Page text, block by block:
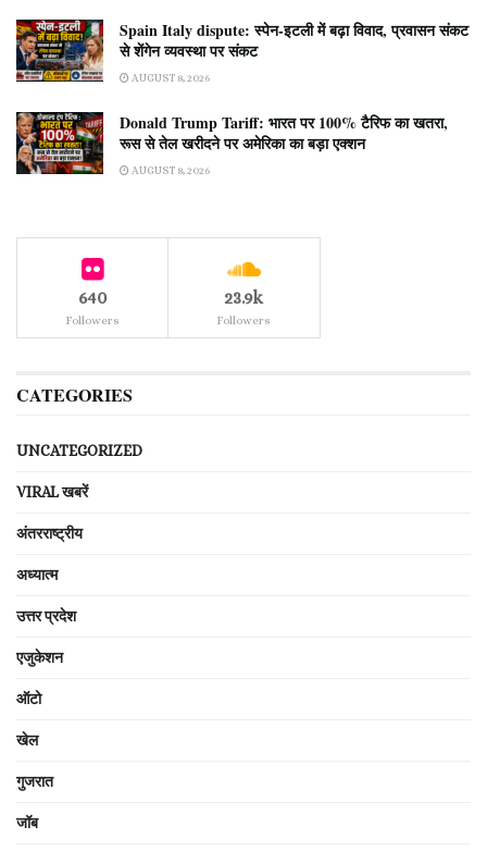
Spain Italy dispute: स्पेन-इटली में बढ़ा विवाद, प्रवासन संकट
से शेंगेन व्यवस्था पर संकट
AUGUST 8, 2026
Donald Trump Tariff: भारत पर 100% टैरिफ का खतरा,
रूस से तेल खरीदने पर अमेरिका का बड़ा एक्शन
AUGUST 8, 2026
640
Followers
23.9k
Followers
CATEGORIES
UNCATEGORIZED
VIRAL खबरें
अंतरराष्ट्रीय
अध्यात्म
उत्तर प्रदेश
एजुकेशन
ऑटो
खेल
गुजरात
जॉब